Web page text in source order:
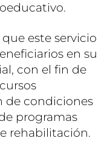
este servicio
en su
con el fin de
de condiciones
programas
rehabilitación.